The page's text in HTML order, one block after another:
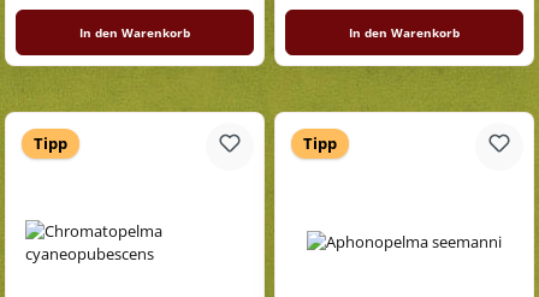
In den Warenkorb In den Warenkorb
Tipp Tipp